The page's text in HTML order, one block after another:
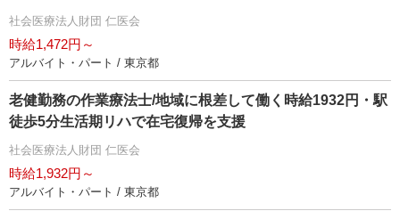
社会医療法人財団 仁医会
時給1,472円～
アルバイト・パート / 東京都
老健勤務の作業療法士/地域に根差して働く時給1932円・駅
徒歩5分生活期リハで在宅復帰を支援
社会医療法人財団 仁医会
時給1,932円～
アルバイト・パート / 東京都